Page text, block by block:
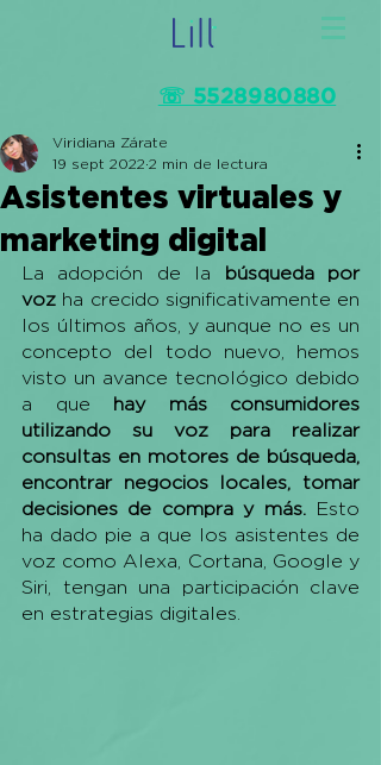
☏ 5528980880
Asistentes virtuales y
marketing digital
Viridiana Zárate
19 sept 2022 2 min de lectura
La adopción de la búsqueda por
voz ha crecido significativamente en
los últimos años, y aunque no es un
concepto del todo nuevo, hemos
visto un avance tecnológico debido
a que hay más consumidores
utilizando su voz para realizar
consultas en motores de búsqueda,
encontrar negocios locales, tomar
decisiones de compra y más. Esto
ha dado pie a que los asistentes de
voz como Alexa, Cortana, Google y
Siri, tengan una participación clave
en estrategias digitales.